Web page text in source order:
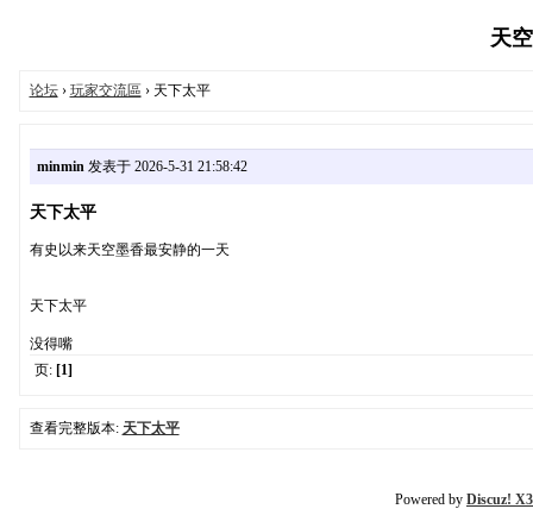
天
论坛› 玩家交流區 › 天下太平
minmin发表于 2026-5-31 21:58:42
天下太平
有史以来天空墨香最安静的一天
天下太平
没得嘴
页: [1]
查看完整版本: 天下太平
Powered by Discuz!